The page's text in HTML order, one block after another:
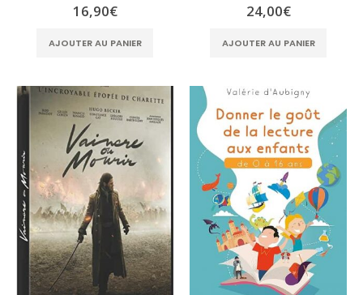
0sur 5
16,90€
AJOUTER AU PANIER
0sur 5
24,00€
AJOUTER AU PANIER